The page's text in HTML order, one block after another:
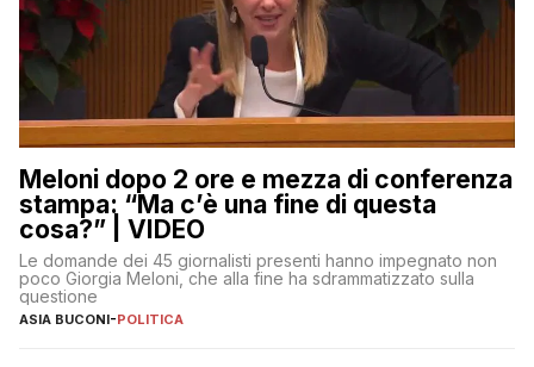
Meloni dopo 2 ore e mezza di conferenza
stampa: “Ma c’è una fine di questa
cosa?” | VIDEO
Le domande dei 45 giornalisti presenti hanno impegnato non
poco Giorgia Meloni, che alla fine ha sdrammatizzato sulla
questione
ASIA BUCONI-POLITICA